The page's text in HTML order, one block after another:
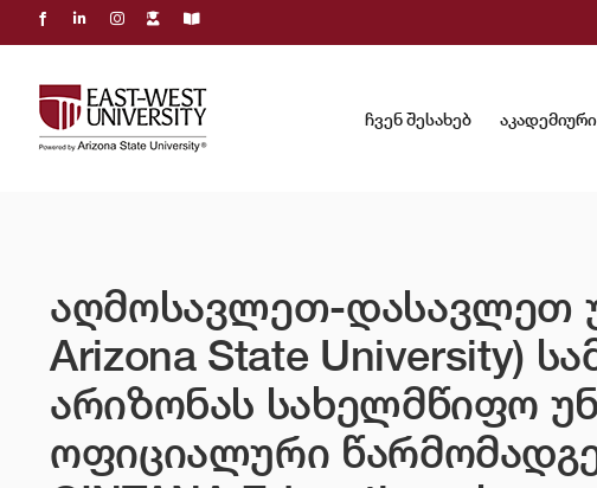
to
ჩვენ შესახებ
აღმოსავლეთ-დასავლეთ
Arizona State University)
არიზონას სახელმწიფო
ოფიციალური